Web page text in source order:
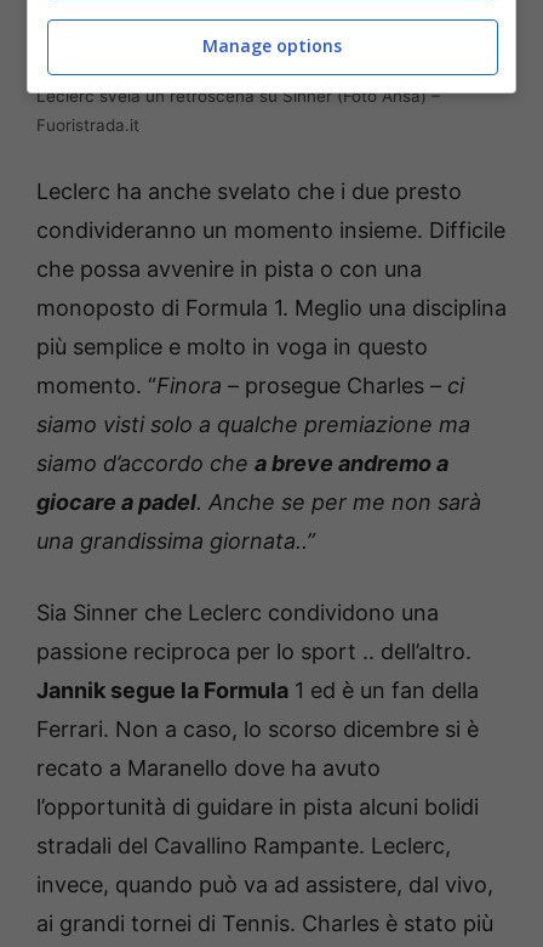
Leclerc svela un retroscena su Sinner (Foto Ansa) –
Fuoristrada.it
Leclerc ha anche svelato che i due presto
condivideranno un momento insieme. Difficile
che possa avvenire in pista o con una
monoposto di Formula 1. Meglio una disciplina
più semplice e molto in voga in questo
momento. “Finora – prosegue Charles – ci
siamo visti solo a qualche premiazione ma
siamo d’accordo che a breve andremo a
giocare a padel. Anche se per me non sarà
una grandissima giornata..”
Sia Sinner che Leclerc condividono una
passione reciproca per lo sport .. dell’altro.
Jannik segue la Formula 1 ed è un fan della
Ferrari. Non a caso, lo scorso dicembre si è
recato a Maranello dove ha avuto
l’opportunità di guidare in pista alcuni bolidi
stradali del Cavallino Rampante. Leclerc,
invece, quando può va ad assistere, dal vivo,
ai grandi tornei di Tennis. Charles è stato più
Manage options